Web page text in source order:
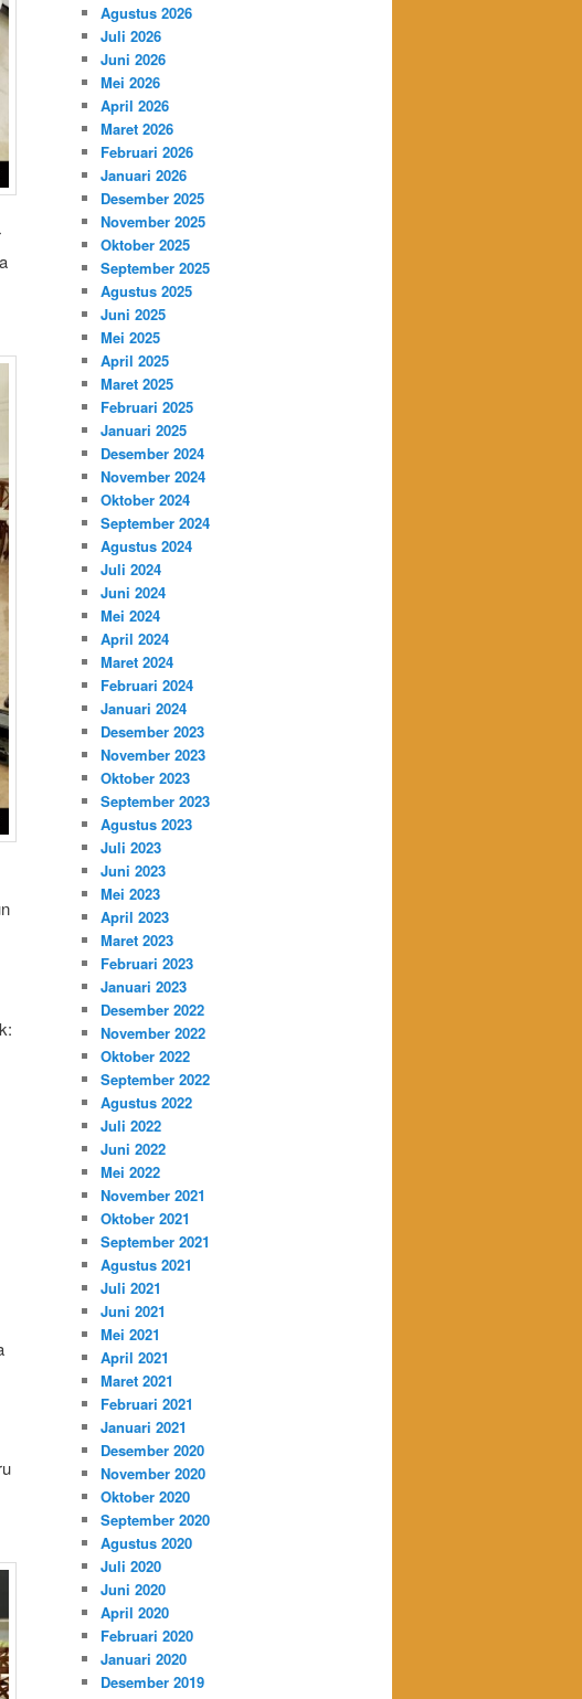
Agustus 2026
Juli 2026
Juni 2026
Mei 2026
April 2026
Maret 2026
Februari 2026
Januari 2026
Desember 2025
November 2025
Oktober 2025
September 2025
Agustus 2025
Juni 2025
Mei 2025
April 2025
Maret 2025
Februari 2025
Januari 2025
Desember 2024
November 2024
Oktober 2024
September 2024
Agustus 2024
Juli 2024
Juni 2024
Mei 2024
April 2024
Maret 2024
Februari 2024
Januari 2024
Desember 2023
November 2023
Oktober 2023
September 2023
Agustus 2023
Juli 2023
Juni 2023
Mei 2023
April 2023
Maret 2023
Februari 2023
Januari 2023
Desember 2022
November 2022
Oktober 2022
September 2022
Agustus 2022
Juli 2022
Juni 2022
Mei 2022
November 2021
Oktober 2021
September 2021
Agustus 2021
Juli 2021
Juni 2021
Mei 2021
April 2021
Maret 2021
Februari 2021
Januari 2021
Desember 2020
November 2020
Oktober 2020
September 2020
Agustus 2020
Juli 2020
Juni 2020
April 2020
Februari 2020
Januari 2020
Desember 2019